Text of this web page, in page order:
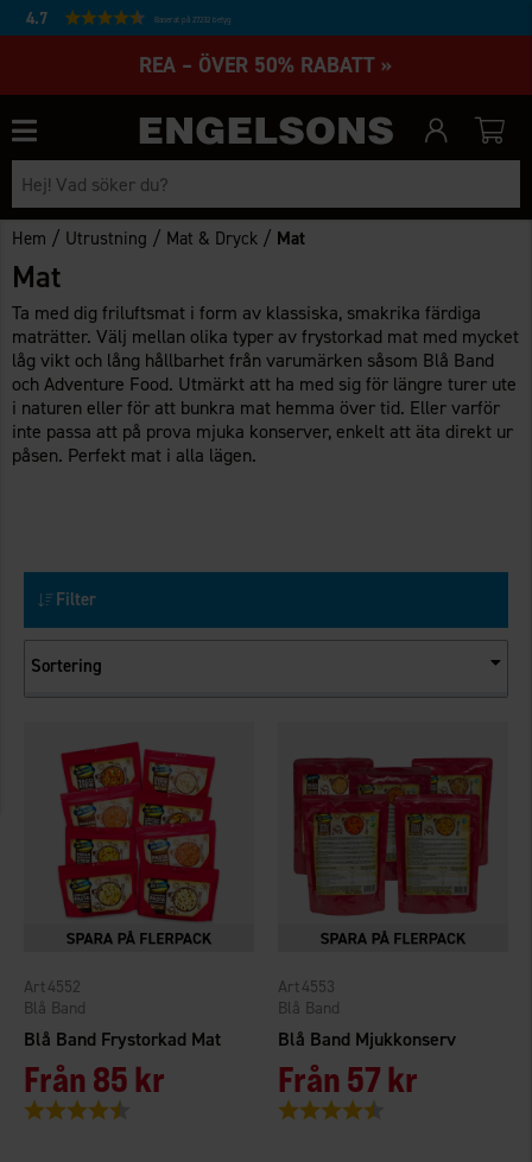
4.7 Baserat på 27232 betyg
REA – ÖVER 50% RABATT »
Hem / Utrustning / Mat & Dryck / Mat
Mat
Ta med dig friluftsmat i form av klassiska, smakrika färdiga
maträtter. Välj mellan olika typer av frystorkad mat med mycket
låg vikt och lång hållbarhet från varumärken såsom Blå Band
och Adventure Food. Utmärkt att ha med sig för längre turer ute
i naturen eller för att bunkra mat hemma över tid. Eller varför
inte passa att på prova mjuka konserver, enkelt att äta direkt ur
påsen. Perfekt mat i alla lägen.
Filter
Sortering
Blå Band Frystorkad Mat
Blå Band
4552
Från85 kr
Betyg:
Blå Band Mjukkonserv
Blå Band
4553
Från57 kr
Betyg: